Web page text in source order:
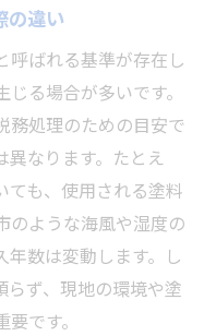
る秘訣
の耐用年数に与え
ための地域特有の
関係を理解しよう
げる素材選びのコ
長持ちの秘訣
の違い
呼ばれる基準が存在し
る場合が多いです。
務処理のための目安で
異なります。たとえ
ても、使用される塗料
のような海風や湿度の
数は変動します。し
らず、現地の環境や塗
です。